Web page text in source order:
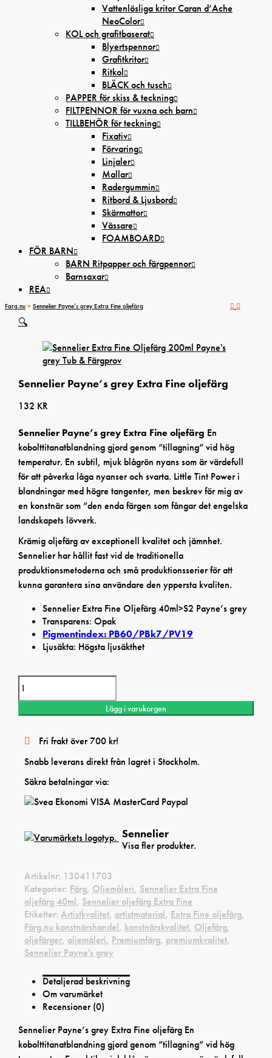
Vattenlösliga kritor Caran d’Ache
NeoColor
KOL och grafitbaserat
Blyertspennor
Grafitkritor
Ritkol
BLÄCK och tusch
PAPPER för skiss & teckning
FILTPENNOR för vuxna och barn
TILLBEHÖR för teckning
Fixativ
Förvaring
Linjaler
Mallar
Radergummin
Ritbord & Ljusbord
Skärmattor
Vässare
FOAMBOARD
FÖR BARN
BARN Ritpapper och färgpennor
Barnsaxar
REA
Farg.nu > Sennelier Payne’s grey Extra Fine oljefärg
🔍
Sennelier Payne’s grey Extra Fine oljefärg
132 KR
Sennelier Payne’s grey Extra Fine oljefärg En
kobolttitanatblandning gjord genom ”tillagning” vid hög
temperatur. En subtil, mjuk blågrön nyans som är värdefull
för att påverka låga nyanser och svarta. Little Tint Power i
blandningar med högre tangenter, men beskrev för mig av
en konstnär som ”den enda färgen som fångar det engelska
landskapets lövverk.
Krämig oljefärg av exceptionell kvalitet och jämnhet.
Sennelier har hållit fast vid de traditionella
produktionsmetoderna och små produktionsserier för att
kunna garantera sina användare den yppersta kvaliten.
Sennelier Extra Fine Oljefärg 40ml>S2 Payne’s grey
Transparens: Opak
Pigmentindex: PB60/PBk7/PV19
Ljusäkta: Högsta ljusäkthet
Lägg i varukorgen
Fri frakt över 700 kr!
Snabb leverans direkt från lagret i Stockholm.
Säkra betalningar via:
Sennelier
Visa fler produkter.
Artikelnr: 130411703
Kategorier: Färg, Oljemåleri, Sennelier Extra Fine
oljefärg 40ml, Sennelier oljefärg Extra Fine
Etiketter: Artistkvalitet, artistmaterial, Extra Fine oljefärg,
Färg.nu konstnärshandel, konstnärskvalitet, Oljefärg,
oljefärger, oljemåleri, Premiumfärg, premiumkvalitet,
Sennelier Payne's grey
Detaljerad beskrivning
Om varumärket
Recensioner (0)
Sennelier Payne’s grey Extra Fine oljefärg En
kobolttitanatblandning gjord genom ”tillagning” vid hög